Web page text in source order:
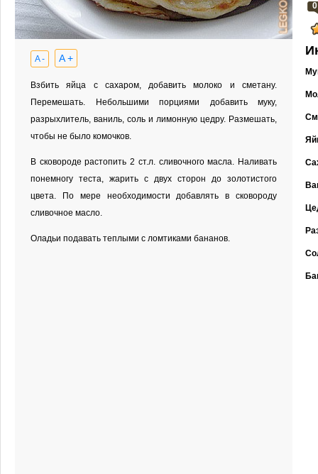
A - A +
Взбить яйца с сахаром, добавить молоко и сметану.
Перемешать. Небольшими порциями добавить муку,
разрыхлитель, ваниль, соль и лимонную цедру. Размешать,
чтобы не было комочков.
В сковороде растопить 2 ст.л. сливочного масла. Наливать
понемногу теста, жарить с двух сторон до золотистого
цвета. По мере необходимости добавлять в сковороду
сливочное масло.
Оладьи подавать теплыми с ломтиками бананов.
0